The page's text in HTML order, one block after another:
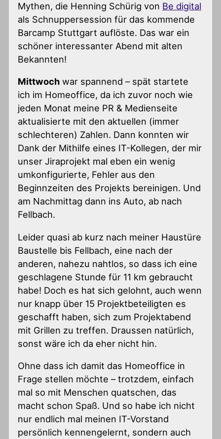
Mythen, die Henning Schürig von Be digital
als Schnuppersession für das kommende
Barcamp Stuttgart auflöste. Das war ein
schöner interessanter Abend mit alten
Bekannten!
Mittwoch war spannend – spät startete
ich im Homeoffice, da ich zuvor noch wie
jeden Monat meine PR & Medienseite
aktualisierte mit den aktuellen (immer
schlechteren) Zahlen. Dann konnten wir
Dank der Mithilfe eines IT-Kollegen, der mir
unser Jiraprojekt mal eben ein wenig
umkonfigurierte, Fehler aus den
Beginnzeiten des Projekts bereinigen. Und
am Nachmittag dann ins Auto, ab nach
Fellbach.
Leider quasi ab kurz nach meiner Haustüre
Baustelle bis Fellbach, eine nach der
anderen, nahezu nahtlos, so dass ich eine
geschlagene Stunde für 11 km gebraucht
habe! Doch es hat sich gelohnt, auch wenn
nur knapp über 15 Projektbeteiligten es
geschafft haben, sich zum Projektabend
mit Grillen zu treffen. Draussen natürlich,
sonst wäre ich da eher nicht hin.
Ohne dass ich damit das Homeoffice in
Frage stellen möchte – trotzdem, einfach
mal so mit Menschen quatschen, das
macht schon Spaß. Und so habe ich nicht
nur endlich mal meinen IT-Vorstand
persönlich kennengelernt, sondern auch